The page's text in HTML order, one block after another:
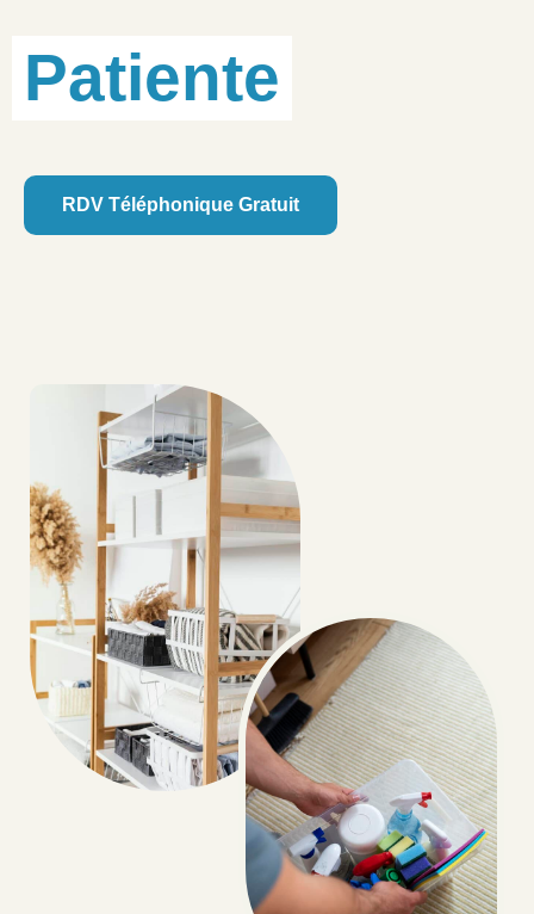
Patiente
RDV Téléphonique Gratuit